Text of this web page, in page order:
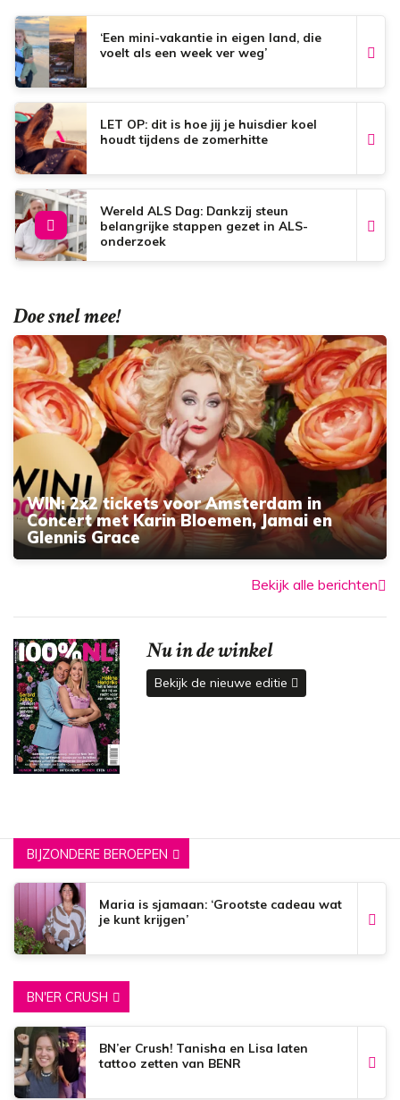
k
p
s
‘Een mini-vakantie in eigen land, die
voelt als een week ver weg’
LET OP: dit is hoe jij je huisdier koel
houdt tijdens de zomerhitte
Wereld ALS Dag: Dankzij steun
belangrijke stappen gezet in ALS-
onderzoek
Doe snel mee!
WIN: 2x2 tickets voor Amsterdam in
Concert met Karin Bloemen, Jamai en
Glennis Grace
Bekijk alle berichten
Nu in de winkel
Bekijk de nieuwe editie
BIJZONDERE BEROEPEN
Maria is sjamaan: ‘Grootste cadeau wat
je kunt krijgen’
BN'ER CRUSH
BN’er Crush! Tanisha en Lisa laten
tattoo zetten van BENR